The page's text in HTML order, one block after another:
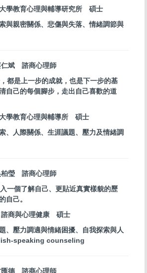
教育心理與輔導研究所 碩士
親密關係、悲傷與失落、情緒調節與
斌 諮商心理師
都是上一步的成就，也是下一步的基
自己的每個腳步，走出自己喜歡的道
教育心理與輔導所 碩士
人際關係、生涯議題、壓力及情緒調
瑩 諮商心理師
一個了解自己、更貼近真實樣貌的歷
自己。
商與心理健康 碩士
壓力調適與情緒困擾、自我探索與人
speaking counseling
德 諮商心理師